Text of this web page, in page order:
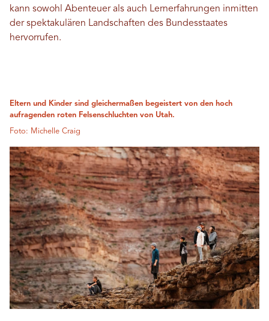
kann sowohl Abenteuer als auch Lernerfahrungen inmitten
der spektakulären Landschaften des Bundesstaates
hervorrufen.
Eltern und Kinder sind gleichermaßen begeistert von den hoch
aufragenden roten Felsenschluchten von Utah.
Foto: Michelle Craig